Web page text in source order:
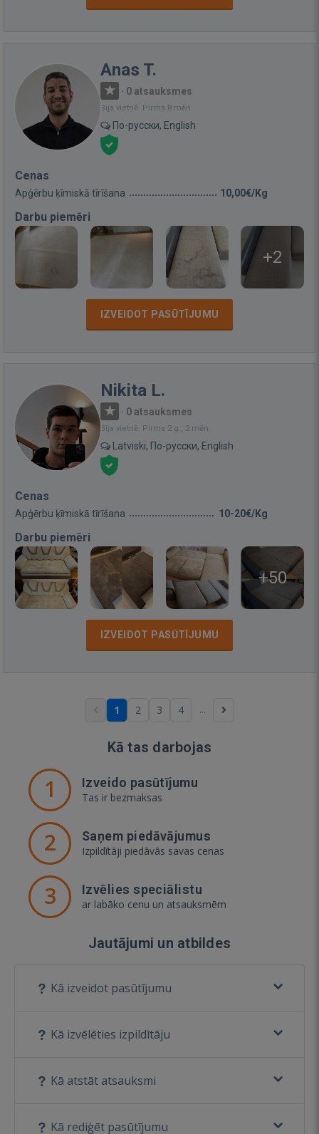
Anas T.
· 0 atsauksmes
Bija vietnē: Pirms 8 mēn.
По-русски, English
Cenas
Apģērbu ķīmiskā tīrīšana 10,00€/Kg
Darbu piemēri
+2
IZVEIDOT PASŪTĪJUMU
Nikita L.
· 0 atsauksmes
Bija vietnē: Pirms 2 g., 2 mēn.
Latviski, По-русски, English
Cenas
Apģērbu ķīmiskā tīrīšana 10-20€/Kg
Darbu piemēri
+50
IZVEIDOT PASŪTĪJUMU
1 2 3 4 ...
Kā tas darbojas
1 Izveido pasūtījumu
Tas ir bezmaksas
2 Saņem piedāvājumus
Izpildītāji piedāvās savas cenas
3 Izvēlies speciālistu
ar labāko cenu un atsauksmēm
Jautājumi un atbildes
Kā izveidot pasūtījumu
Kā izvēlēties izpildītāju
Kā atstāt atsauksmi
Kā rediģēt pasūtījumu